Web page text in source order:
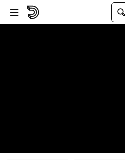
Passer au player
Passer au contenu principal